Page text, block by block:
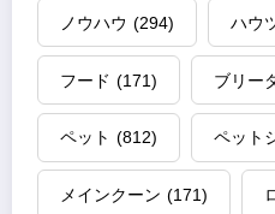
ノウハウ (294) ハウ
フード (171) ブリー
ペット (812) ペット
メインクーン (171)